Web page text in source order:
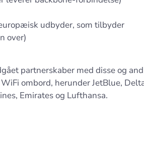
udbyder, som tilbyder
over)
partnerskaber med disse og
ombord, herunder JetBlue,
Emirates og Lufthansa.